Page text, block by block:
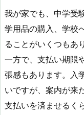
我が家でも、中学受
学用品の購入、学校
ることがいくつもあ
一方で、支払い期限
張感もあります。入
いですが、案内が来
支払いを済ませるく